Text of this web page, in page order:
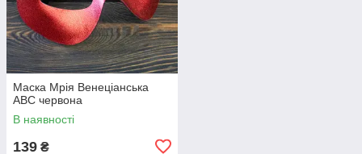
Маска Мрія Венеціанська
АВС червона
В наявності
139 ₴